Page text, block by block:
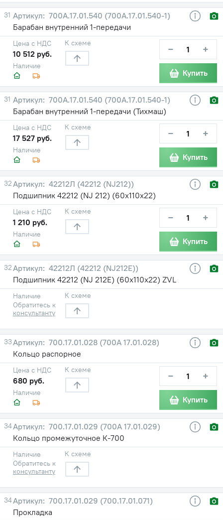
31
700А.17.01.540 (700А.17.01.540-1)
Барабан внутренний 1-передачи
Наличие
Цена с НДС
10 512 руб.
К схеме − +
Купить
31
700А.17.01.540 (700А.17.01.540-1)
Барабан внутренний 1-передачи (Тихмаш)
Наличие
Цена с НДС
17 527 руб.
К схеме − +
Купить
32
42212Л (42212 (NJ212))
Подшипник 42212 (NJ 212) (60х110х22)
Наличие
Цена с НДС
1 210 руб.
К схеме − +
Купить
32
42212Л (42212 (NJ212E))
Подшипник 42212 (NJ 212E) (60х110х22) ZVL
Наличие
Обратитесь к
консультанту
К схеме
33
700.17.01.028 (700А 17.01.028)
Кольцо распорное
Наличие
Цена с НДС
680 руб.
К схеме − +
Купить
34
700.17.01.029 (700А 17.01.029)
Кольцо промежуточное К-700
Наличие
Обратитесь к
консультанту
К схеме
34
700.17.01.029 (700.17.01.071)
Прокладка